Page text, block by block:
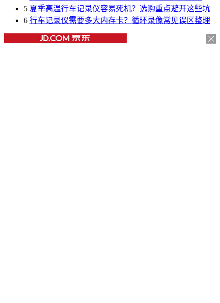
5 夏季高温行车记录仪容易死机？选购重点避开这些坑
6 行车记录仪需要多大内存卡？循环录像常见误区整理